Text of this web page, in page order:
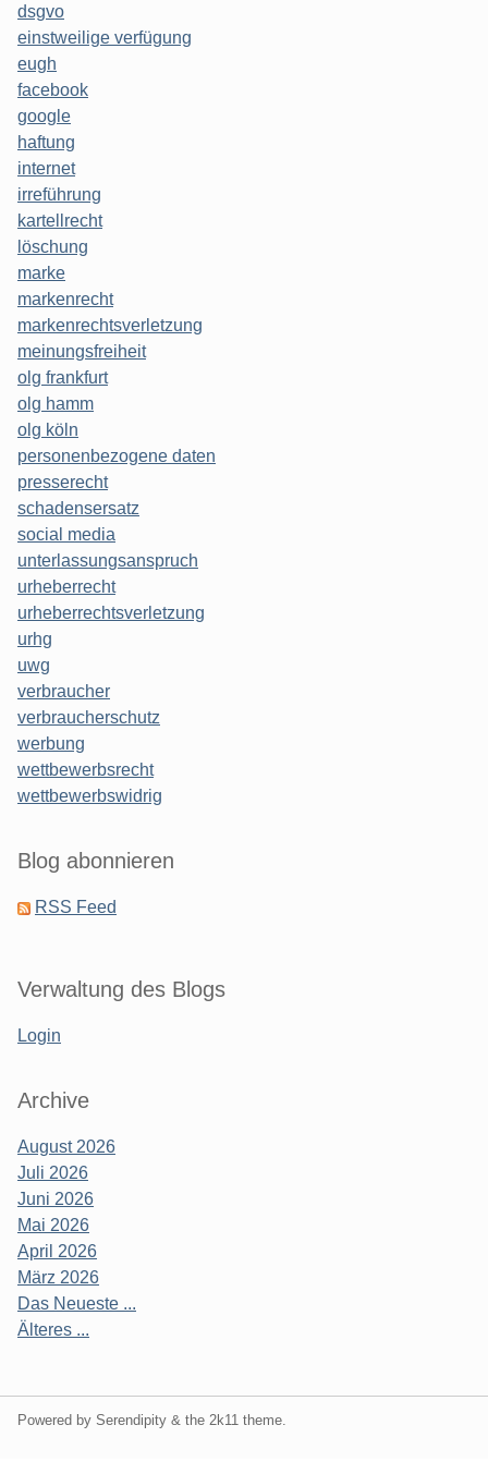
dsgvo
einstweilige verfügung
eugh
facebook
google
haftung
internet
irreführung
kartellrecht
löschung
marke
markenrecht
markenrechtsverletzung
meinungsfreiheit
olg frankfurt
olg hamm
olg köln
personenbezogene daten
presserecht
schadensersatz
social media
unterlassungsanspruch
urheberrecht
urheberrechtsverletzung
urhg
uwg
verbraucher
verbraucherschutz
werbung
wettbewerbsrecht
wettbewerbswidrig
Blog abonnieren
RSS Feed
Verwaltung des Blogs
Login
Archive
August 2026
Juli 2026
Juni 2026
Mai 2026
April 2026
März 2026
Das Neueste ...
Älteres ...
Powered by Serendipity & the 2k11 theme.